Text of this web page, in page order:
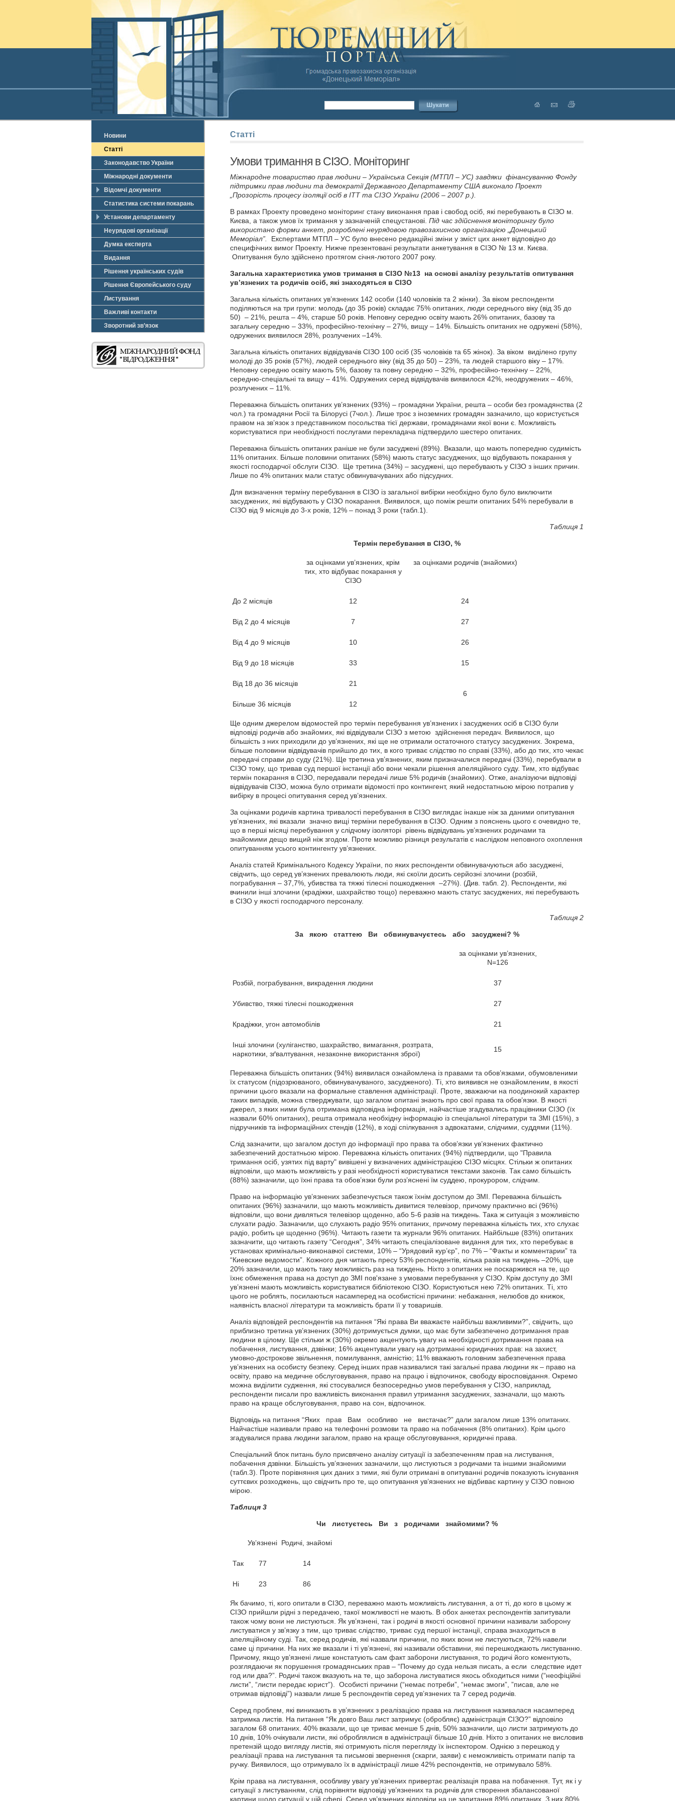
Новини
Статті
Законодавство України
Міжнародні документи
Відомчі документи
Статистика системи покарань
Установи департаменту
Неурядові організації
Думка експерта
Видання
Рішення українських судів
Рішення Європейського суду
Листування
Важливі контакти
Зворотний зв’язок
Статті
Умови тримання в СІЗО. Моніторинг
Міжнародне товариство прав людини – Українська Секція (МТПЛ – УС) завдяки фінансуванню Фонду
підтримки прав людини та демократії Державного Департаменту США виконало Проект
„Прозорість процесу ізоляції осіб в ІТТ та СІЗО України (2006 – 2007 р.).
В рамках Проекту проведено моніторинг стану виконання прав і свобод осіб, які перебувають в СІЗО м.
Києва, а також умов їх тримання у зазначеній спецустанові. Під час здійснення моніторингу було
використано форми анкет, розроблені неурядовою правозахисною організацією „Донецький
Меморіал”.
Експертами МТПЛ – УС було внесено редакційні зміни у зміст цих анкет відповідно до
специфічних вимог Проекту. Нижче презентовані результати анкетування в СІЗО № 13 м. Києва.
Опитування було здійснено протягом січня-лютого 2007 року.
Загальна характеристика умов тримання в СІЗО №13 на основі аналізу результатів опитування
ув’язнених та родичів осіб, які знаходяться в СІЗО
Загальна кількість опитаних ув’язнених 142 особи (140 чоловіків та 2 жінки). За віком респонденти
поділяються на три групи: молодь (до 35 років) складає 75% опитаних, люди середнього віку (від 35 до
50) – 21%, решта – 4%, старше 50 років. Неповну середню освіту мають 26% опитаних, базову та
загальну середню – 33%, професійно-технічну – 27%, вищу – 14%. Більшість опитаних не одружені (58%),
одружених виявилося 28%, розлучених –14%.
Загальна кількість опитаних відвідувачів СІЗО 100 осіб (35 чоловіків та 65 жінок). За віком виділено групу
молоді до 35 років (57%), людей середнього віку (від 35 до 50) – 23%, та людей старшого віку – 17%.
Неповну середню освіту мають 5%, базову та повну середню – 32%, професійно-технічну – 22%,
середню-спеціальні та вищу – 41%. Одружених серед відвідувачів виявилося 42%, неодружених – 46%,
розлучених – 11%.
Переважна більшість опитаних ув’язнених (93%) – громадяни України, решта – особи без громадянства (2
чол.) та громадяни Росії та Білорусі (7чол.). Лише троє з іноземних громадян зазначило, що користується
правом на зв’язок з представником посольства тієї держави, громадянами якої вони є. Можливість
користуватися при необхідності послугами перекладача підтвердило шестеро опитаних.
Переважна більшість опитаних раніше не були засуджені (89%). Вказали, що мають попередню судимість
11% опитаних. Більше половини опитаних (58%) мають статус засуджених, що відбувають покарання у
якості господарчої обслуги СІЗО. Ще третина (34%) – засуджені, що перебувають у СІЗО з інших причин.
Лише по 4% опитаних мали статус обвинувачуваних або підсудних.
Для визначення терміну перебування в СІЗО із загальної вибірки необхідно було було виключити
засуджених, які відбувають у СІЗО покарання. Виявилося, що поміж решти опитаних 54% перебували в
СІЗО від 9 місяців до 3-х років, 12% – понад 3 роки (табл.1).
Таблиця 1
Термін перебування в СІЗО, %
за оцінками ув’язнених, крім
тих, хто відбуває покарання у
СІЗО
за оцінками родичів (знайомих)
До 2 місяців 12 24
Від 2 до 4 місяців 7 27
Від 4 до 9 місяців 10 26
Від 9 до 18 місяців 33 15
Від 18 до 36 місяців
21
6
Більше 36 місяців
12
Ще одним джерелом відомостей про термін перебування ув’язнених і засуджених осіб в СІЗО були
відповіді родичів або знайомих, які відвідували СІЗО з метою здійснення передач. Виявилося, що
більшість з них приходили до ув’язнених, які ще не отримали остаточного статусу засуджених. Зокрема,
більше половини відвідувачів прийшло до тих, в кого триває слідство по справі (33%), або до тих, хто чекає
передачі справи до суду (21%). Ще третина ув’язнених, яким призначалися передачі (33%), перебували в
СІЗО тому, що тривав суд першої інстанції або вони чекали рішення апеляційного суду. Тим, хто відбуває
термін покарання в СІЗО, передавали передачі лише 5% родичів (знайомих). Отже, аналізуючи відповіді
відвідувачів СІЗО, можна було отримати відомості про контингент, який недостатньою мірою потрапив у
вибірку в процесі опитування серед ув’язнених.
За оцінками родичів картина тривалості перебування в СІЗО виглядає інакше ніж за даними опитування
ув’язнених, які вказали значно вищі терміни перебування в СІЗО. Одним з пояснень цього є очевидно те,
що в перші місяці перебування у слідчому ізоляторі рівень відвідувань ув’язнених родичами та
знайомими дещо вищий ніж згодом. Проте можливо різниця результатів є наслідком неповного охоплення
опитуванням усього контингенту ув’язнених.
Аналіз статей Кримінального Кодексу України, по яких респонденти обвинувачуються або засуджені,
свідчить, що серед ув’язнених превалюють люди, які скоїли досить серйозні злочини (розбій,
пограбування – 37,7%, убивства та тяжкі тілесні пошкодження –27%). (Див. табл. 2). Респонденти, які
вчинили інші злочини (крадіжки, шахрайство тощо) переважно мають статус засуджених, які перебувають
в СІЗО у якості господарчого персоналу.
Таблиця 2
За якою статтею Ви обвинувачуєтесь або засуджені? %
за оцінками ув’язнених,
N=126
Розбій, пограбування, викрадення людини 37
Убивство, тяжкі тілесні пошкодження 27
Крадіжки, угон автомобілів 21
Інші злочини (хуліганство, шахрайство, вимагання, розтрата,
наркотики, зґвалтування, незаконне використання зброї)
15
Переважна більшість опитаних (94%) виявилася ознайомлена із правами та обов’язками, обумовленими
їх статусом (підозрюваного, обвинувачуваного, засудженого). Ті, хто виявився не ознайомленим, в якості
причини цього вказали на формальне ставлення адміністрації. Проте, зважаючи на поодинокий характер
таких випадків, можна стверджувати, що загалом опитані знають про свої права та обов’язки. В якості
джерел, з яких ними була отримана відповідна інформація, найчастіше згадувались працівники СІЗО (їх
назвали 60% опитаних), решта отримала необхідну інформацію із спеціальної літератури та ЗМІ (15%), з
підручників та інформаційних стендів (12%), в ході спілкування з адвокатами, слідчими, суддями (11%).
Слід зазначити, що загалом доступ до інформації про права та обов’язки ув’язнених фактично
забезпечений достатньою мірою. Переважна кількість опитаних (94%) підтвердили, що "Правила
тримання осіб, узятих під варту" вивішені у визначених адміністрацією СІЗО місцях. Стільки ж опитаних
відповіли, що мають можливість у разі необхідності користуватися текстами законів. Так само більшість
(88%) зазначили, що їхні права та обов’язки були роз’яснені їм суддею, прокурором, слідчим.
Право на інформацію ув’язнених забезпечується також їхнім доступом до ЗМІ. Переважна більшість
опитаних (96%) зазначили, що мають можливість дивитися телевізор, причому практично всі (96%)
відповіли, що вони дивляться телевізор щоденно, або 5-6 разів на тиждень. Така ж ситуація з можливістю
слухати радіо. Зазначили, що слухають радіо 95% опитаних, причому переважна кількість тих, хто слухає
радіо, робить це щоденно (96%). Читають газети та журнали 96% опитаних. Найбільше (83%) опитаних
зазначити, що читають газету “Сегодня”, 34% читають спеціалізоване видання для тих, хто перебуває в
установах кримінально-виконавчої системи, 10% – “Урядовий кур’єр”, по 7% – “Факты и комментарии” та
“Киевские ведомости”. Кожного дня читають пресу 53% респондентів, кілька разів на тиждень –20%, ще
20% зазначили, що мають таку можливість раз на тиждень. Ніхто з опитаних не поскаржився на те, що
їхнє обмеження права на доступ до ЗМІ пов'язане з умовами перебування у СІЗО. Крім доступу до ЗМІ
ув’язнені мають можливість користуватися бібліотекою СІЗО. Користуються нею 72% опитаних. Ті, хто
цього не роблять, посилаються насамперед на особистісні причини: небажання, нелюбов до книжок,
наявність власної літератури та можливість брати її у товаришів.
Аналіз відповідей респондентів на питання “Які права Ви вважаєте найбільш важливими?”, свідчить, що
приблизно третина ув’язнених (30%) дотримується думки, що має бути забезпечено дотримання прав
людини в цілому. Ще стільки ж (30%) окремо акцентують увагу на необхідності дотримання права на
побачення, листування, дзвінки; 16% акцентували увагу на дотриманні юридичних прав: на захист,
умовно-дострокове звільнення, помилування, амністію; 11% вважають головним забезпечення права
ув’язнених на особисту безпеку. Серед інших прав називалися такі загальні права людини як – право на
освіту, право на медичне обслуговування, право на працю і відпочинок, свободу віросповідання. Окремо
можна виділити судження, які стосувалися безпосередньо умов перебування у СІЗО, наприклад,
респонденти писали про важливість виконання правил утримання засуджених, зазначали, що мають
право на краще обслуговування, право на сон, відпочинок.
Відповідь на питання “Яких прав Вам особливо не вистачає?” дали загалом лише 13% опитаних.
Найчастіше називали право на телефонні розмови та право на побачення (8% опитаних). Крім цього
згадувалися права людини загалом, право на краще обслуговування, юридичні права.
Спеціальний блок питань було присвячено аналізу ситуації із забезпеченням прав на листування,
побачення дзвінки. Більшість ув’язнених зазначили, що листуються з родичами та іншими знайомими
(табл.3). Проте порівняння цих даних з тими, які були отримані в опитуванні родичів показують існування
суттєвих розходжень, що свідчить про те, що опитування ув’язнених не відбиває картину у СІЗО повною
мірою.
Таблиця 3
Чи листуєтесь Ви з родичами знайомими? %
Ув’язнені Родичі, знайомі
Так 77 14
Ні 23 86
Як бачимо, ті, кого опитали в СІЗО, переважно мають можливість листування, а от ті, до кого в цьому ж
СІЗО прийшли рідні з передачею, такої можливості не мають. В обох анкетах респондентів запитували
також чому вони не листуються. Як ув’язнені, так і родичі в якості основної причини називали заборону
листуватися у зв’язку з тим, що триває слідство, триває суд першої інстанції, справа знаходиться в
апеляційному суді. Так, серед родичів, які назвали причини, по яких вони не листуються, 72% навели
саме ці причини. На них же вказали і ті ув’язнені, які називали обставини, які перешкоджають листуванню.
Причому, якщо ув’язнені лише констатують сам факт заборони листування, то родичі його коментують,
розглядаючи як порушення громадянських прав – “Почему до суда нельзя писать, а если следствие идет
год или два?”. Родичі також вказують на те, що заборона листуватися якось обходиться ними (“неофіційні
листи”, “листи передає юрист”). Особисті причини (“немає потреби”, “немає змоги”, ”писав, але не
отримав відповіді”) назвали лише 5 респондентів серед ув’язнених та 7 серед родичів.
Серед проблем, які виникають в ув’язнених з реалізацією права на листування називалася насамперед
затримка листів. На питання “Як довго Ваш лист затримує (обробляє) адміністрація СІЗО?” відповіло
загалом 68 опитаних. 40% вказали, що це триває менше 5 днів, 50% зазначили, що листи затримують до
10 днів, 10% очікували листи, які оброблялися в адміністрації більше 10 днів. Ніхто з опитаних не висловив
претензій щодо вигляду листів, які отримують після перегляду їх інспектором. Однією з перешкод у
реалізації права на листування та письмові звернення (скарги, заяви) є неможливість отримати папір та
ручку. Виявилося, що отримувало їх в адміністрації лише 42% респондентів, не отримувало 58%.
Крім права на листування, особливу увагу ув’язнених привертає реалізація права на побачення. Тут, як і у
ситуації з листуванням, слід порівняти відповіді ув’язнених та родичів для створення збалансованої
картини щодо ситуації у цій сфері. Серед ув’язнених відповіли на це запитання 89% опитаних. З них 80%